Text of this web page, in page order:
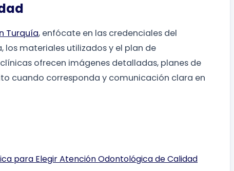
Turquía, enfócate en las credenciales del
los materiales utilizados y el plan de
ofrecen imágenes detalladas, planes de
cuando corresponda y comunicación clara en
para Elegir Atención Odontológica de Calidad